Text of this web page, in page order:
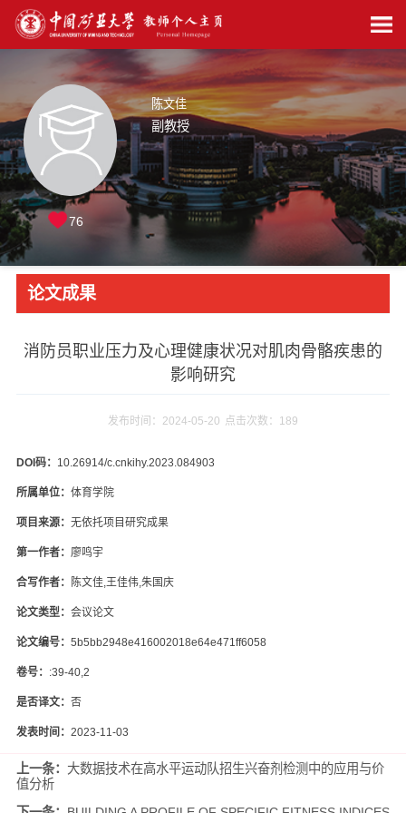
陈文佳
副教授
76
论文成果
消防员职业压力及心理健康状况对肌肉骨骼疾患的
影响研究
发布时间：2024-05-20 点击次数： 189
DOI码： 10.26914/c.cnkihy.2023.084903
所属单位： 体育学院
项目来源： 无依托项目研究成果
第一作者： 廖鸣宇
合写作者： 陈文佳,王佳伟,朱国庆
论文类型： 会议论文
论文编号： 5b5bb2948e416002018e64e471ff6058
卷号： :39-40,2
是否译文： 否
发表时间： 2023-11-03
上一条： 大数据技术在高水平运动队招生兴奋剂检测中的应用与价
值分析